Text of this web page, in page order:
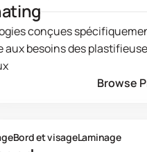
conçues
aux besoins des
Browse
Bord et visageLaminage